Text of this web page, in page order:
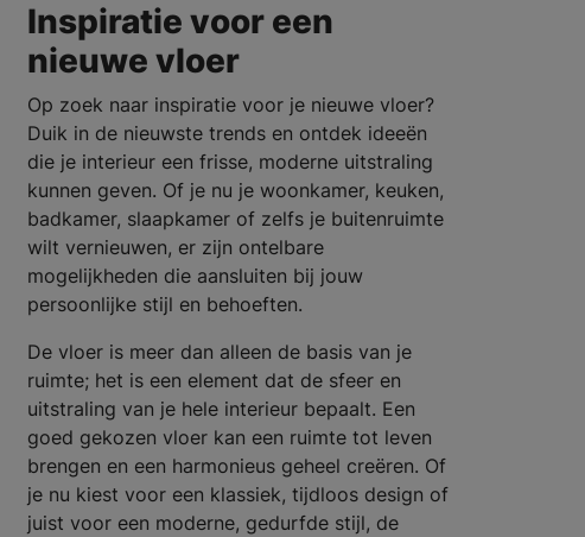
Inspiratie voor een
nieuwe vloer
Op zoek naar inspiratie voor je nieuwe vloer?
Duik in de nieuwste trends en ontdek ideeën
die je interieur een frisse, moderne uitstraling
kunnen geven. Of je nu je woonkamer, keuken,
badkamer, slaapkamer of zelfs je buitenruimte
wilt vernieuwen, er zijn ontelbare
mogelijkheden die aansluiten bij jouw
persoonlijke stijl en behoeften.
De vloer is meer dan alleen de basis van je
ruimte; het is een element dat de sfeer en
uitstraling van je hele interieur bepaalt. Een
goed gekozen vloer kan een ruimte tot leven
brengen en een harmonieus geheel creëren. Of
je nu kiest voor een klassiek, tijdloos design of
juist voor een moderne, gedurfde stijl, de